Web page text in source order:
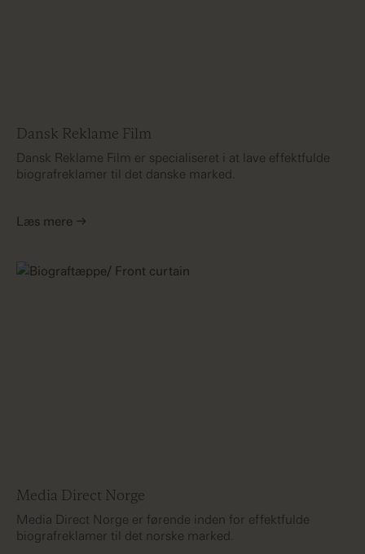
Dansk Reklame Film
Dansk Reklame Film er specialiseret i at lave effektfulde
biografreklamer til det danske marked.
Læs mere →
Media Direct Norge
Media Direct Norge er førende inden for effektfulde
biografreklamer til det norske marked.